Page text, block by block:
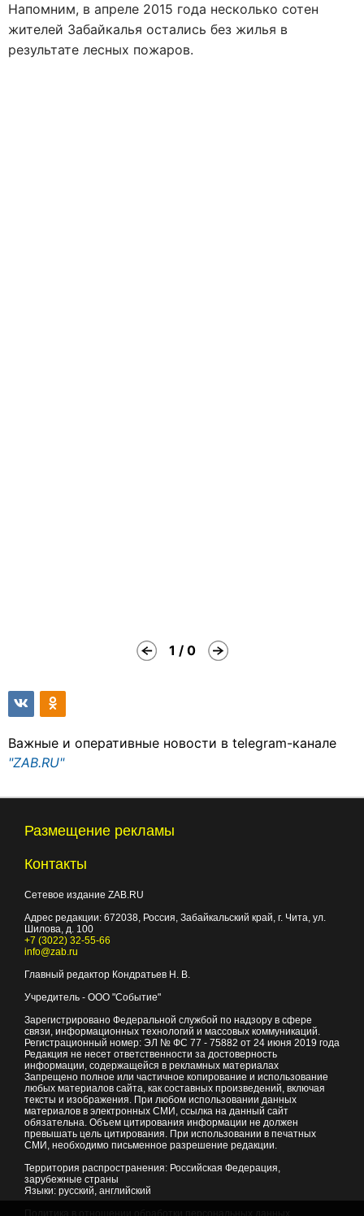
Напомним, в апреле 2015 года несколько сотен
жителей Забайкалья остались без жилья в
результате лесных пожаров.
1 / 0
Важные и оперативные новости в telegram-канале
"ZAB.RU"
Размещение рекламы
Контакты
Сетевое издание ZAB.RU
Адрес редакции: 672038, Россия, Забайкальский край, г. Чита, ул.
Шилова, д. 100
+7 (3022) 32-55-66
info@zab.ru
Главный редактор Кондратьев Н. В.
Учредитель - ООО "Событие"
Зарегистрировано Федеральной службой по надзору в сфере
связи, информационных технологий и массовых коммуникаций.
Регистрационный номер: ЭЛ № ФС 77 - 75882 от 24 июня 2019 года
Редакция не несет ответственности за достоверность
информации, содержащейся в рекламных материалах
Запрещено полное или частичное копирование и использование
любых материалов сайта, как составных произведений, включая
тексты и изображения. При любом использовании данных
материалов в электронных СМИ, ссылка на данный сайт
обязательна. Объем цитирования информации не должен
превышать цель цитирования. При использовании в печатных
СМИ, необходимо письменное разрешение редакции.
Территория распространения: Российская Федерация,
зарубежные страны
Языки: русский, английский